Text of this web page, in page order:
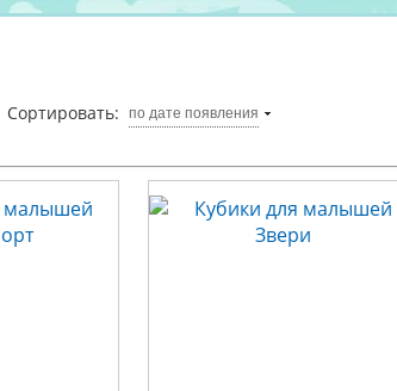
Сортировать: по дате появления